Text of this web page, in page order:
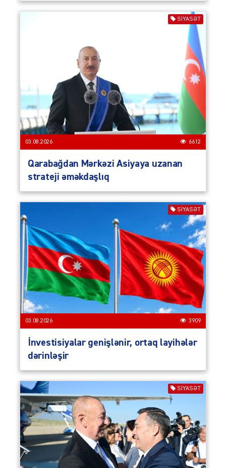
SIYASƏT
03.08.2026 6612
Qarabağdan Mərkəzi Asiyaya uzanan
strateji əməkdaşlıq
SIYASƏT
03.08.2026 3909
İnvestisiyalar genişlənir, ortaq layihələr
dərinləşir
SIYASƏT